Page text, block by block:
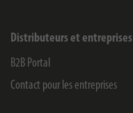
Distributeurs et entreprises
B2B Portal
Contact pour les entreprises